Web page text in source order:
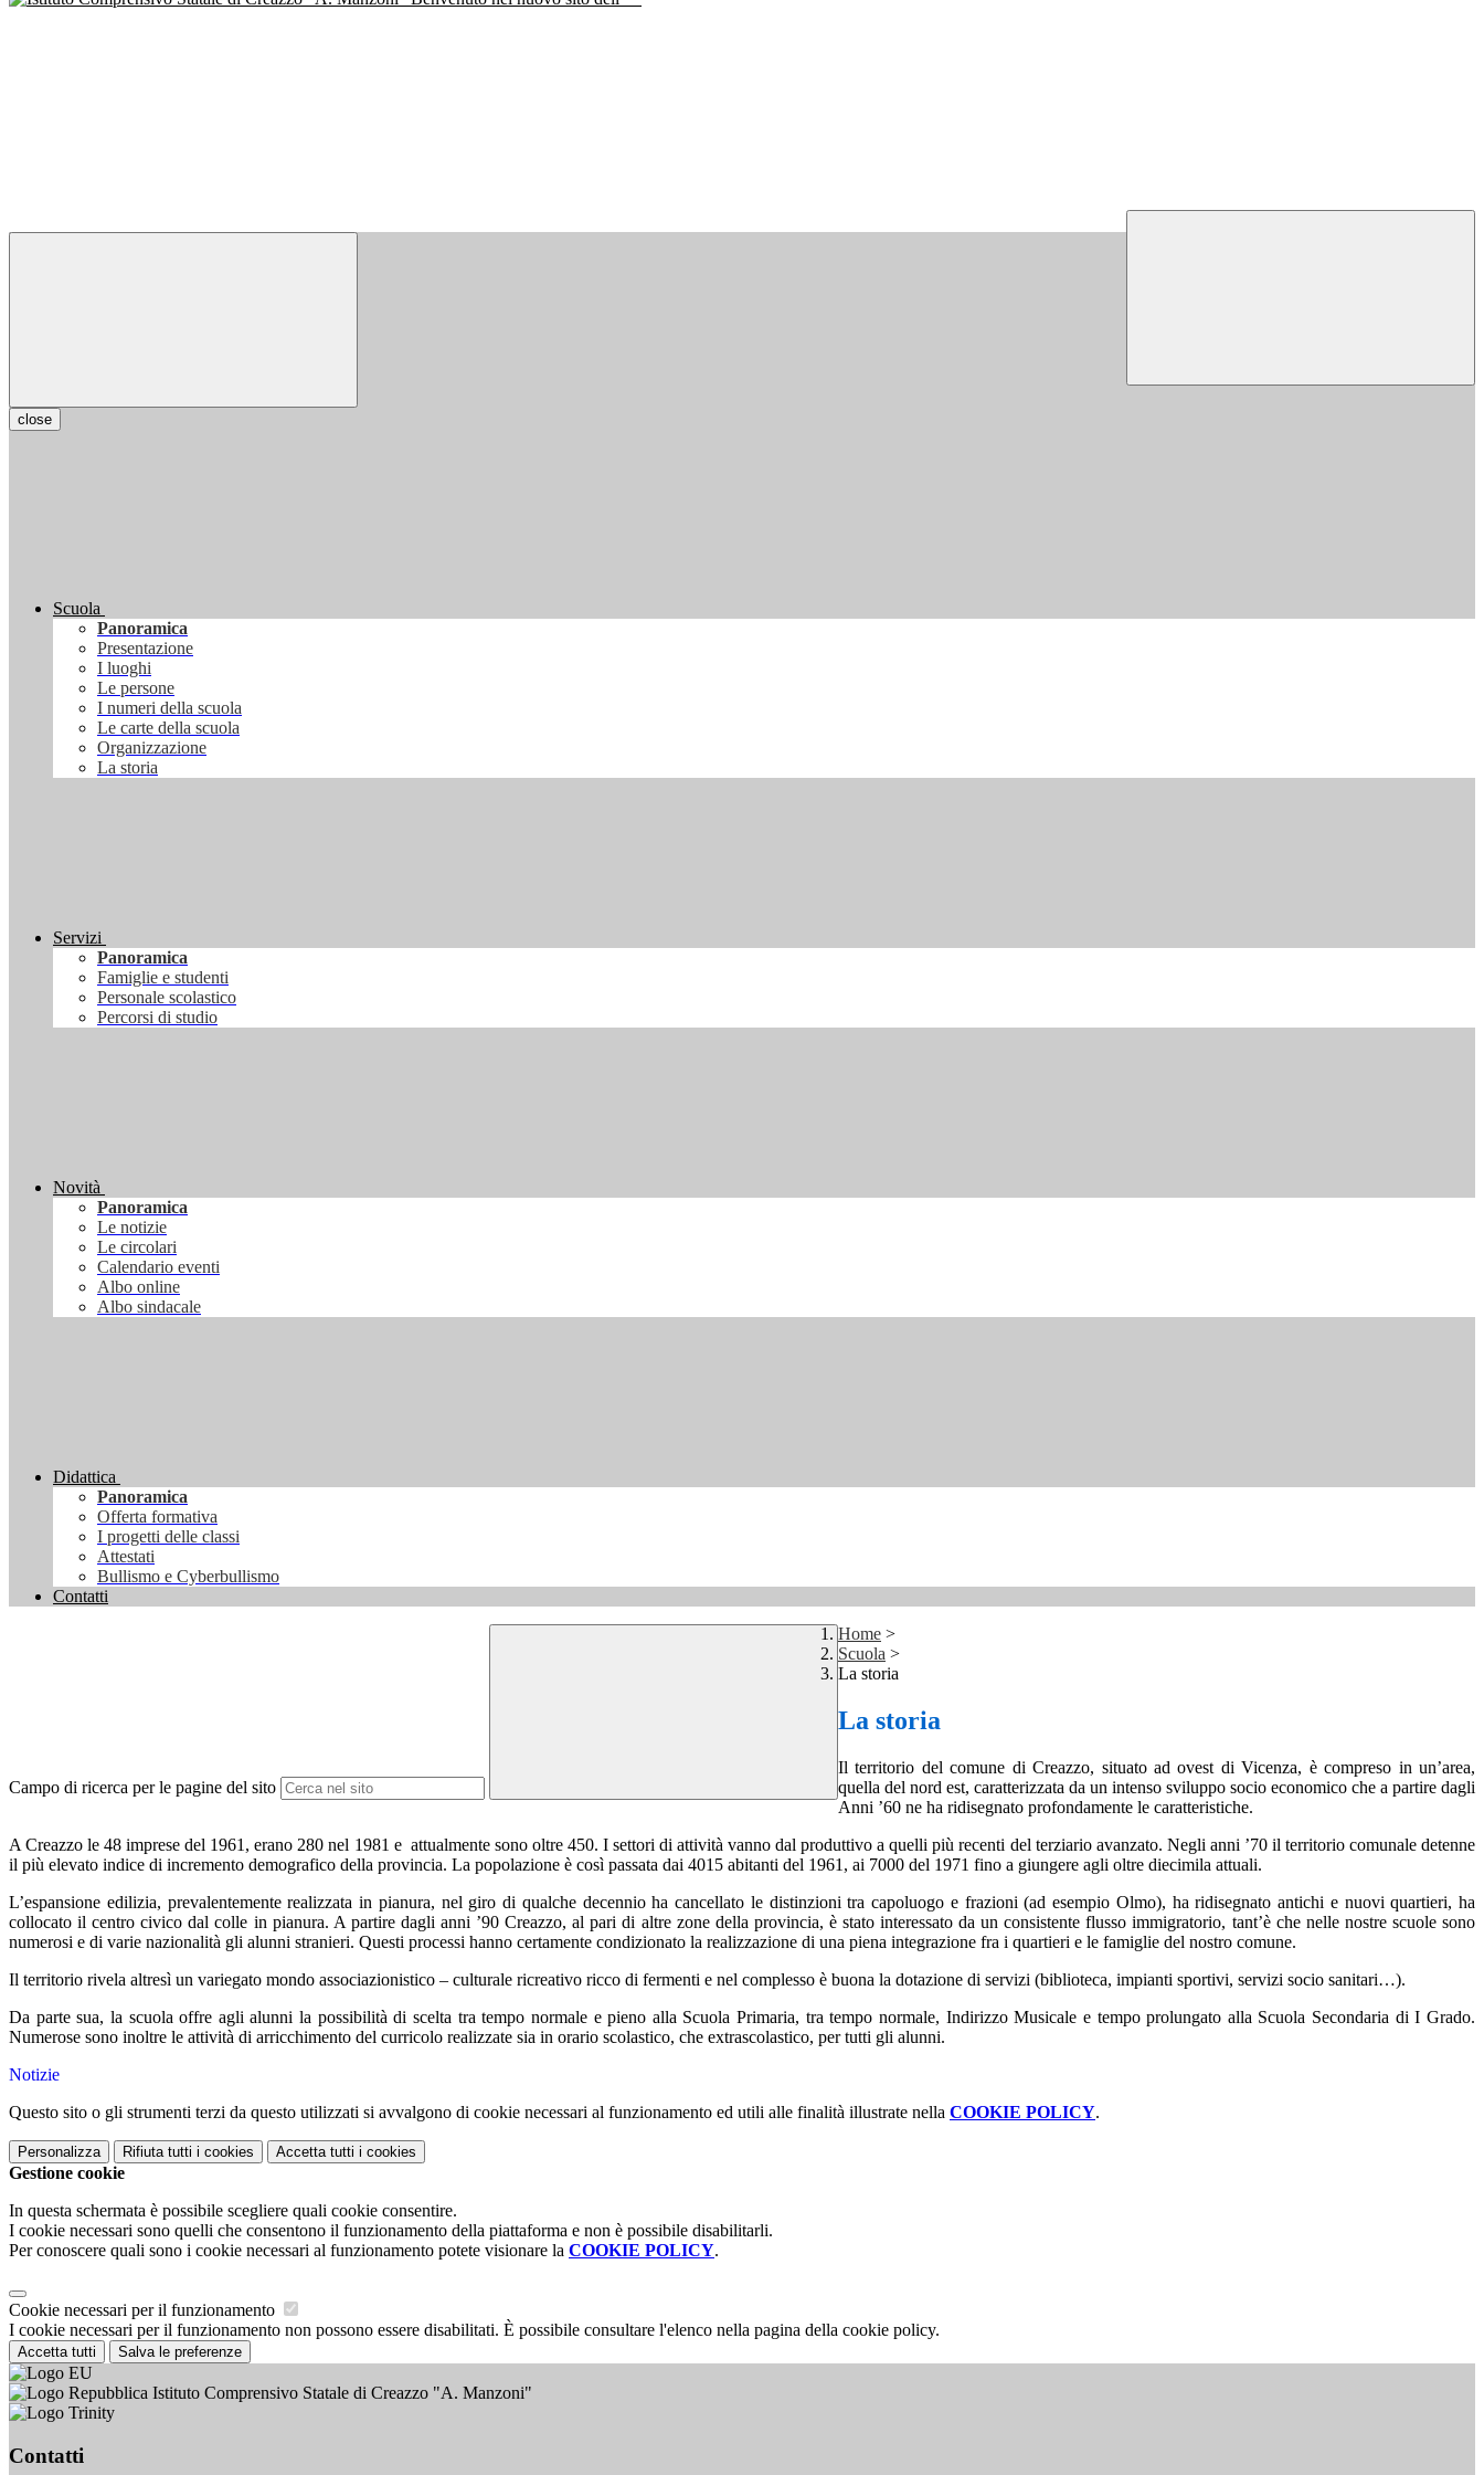
close
Scuola
Panoramica
Presentazione
I luoghi
Le persone
I numeri della scuola
Le carte della scuola
Organizzazione
La storia
Servizi
Panoramica
Famiglie e studenti
Personale scolastico
Percorsi di studio
Novità
Panoramica
Le notizie
Le circolari
Calendario eventi
Albo online
Albo sindacale
Didattica
Panoramica
Offerta formativa
I progetti delle classi
Attestati
Bullismo e Cyberbullismo
Contatti
Campo di ricerca per le pagine del sito
Home >
Scuola >
La storia
La storia
Il territorio del comune di Creazzo, situato ad ovest di Vicenza, è compreso in un’area,
quella del nord est, caratterizzata da un intenso sviluppo socio economico che a partire dagli
Anni ’60 ne ha ridisegnato profondamente le caratteristiche.
A Creazzo le 48 imprese del 1961, erano 280 nel 1981 e attualmente sono oltre 450. I settori di attività vanno dal produttivo a quelli più recenti del terziario avanzato. Negli anni ’70 il territorio comunale detenne
il più elevato indice di incremento demografico della provincia. La popolazione è così passata dai 4015 abitanti del 1961, ai 7000 del 1971 fino a giungere agli oltre diecimila attuali.
L’espansione edilizia, prevalentemente realizzata in pianura, nel giro di qualche decennio ha cancellato le distinzioni tra capoluogo e frazioni (ad esempio Olmo), ha ridisegnato antichi e nuovi quartieri, ha
collocato il centro civico dal colle in pianura. A partire dagli anni ’90 Creazzo, al pari di altre zone della provincia, è stato interessato da un consistente flusso immigratorio, tant’è che nelle nostre scuole sono
numerosi e di varie nazionalità gli alunni stranieri. Questi processi hanno certamente condizionato la realizzazione di una piena integrazione fra i quartieri e le famiglie del nostro comune.
Il territorio rivela altresì un variegato mondo associazionistico – culturale ricreativo ricco di fermenti e nel complesso è buona la dotazione di servizi (biblioteca, impianti sportivi, servizi socio sanitari…).
Da parte sua, la scuola offre agli alunni la possibilità di scelta tra tempo normale e pieno alla Scuola Primaria, tra tempo normale, Indirizzo Musicale e tempo prolungato alla Scuola Secondaria di I Grado.
Numerose sono inoltre le attività di arricchimento del curricolo realizzate sia in orario scolastico, che extrascolastico, per tutti gli alunni.
Notizie
Questo sito o gli strumenti terzi da questo utilizzati si avvalgono di cookie necessari al funzionamento ed utili alle finalità illustrate nella COOKIE POLICY.
Personalizza Rifiuta tutti i cookies Accetta tutti i cookies
Gestione cookie
In questa schermata è possibile scegliere quali cookie consentire.
I cookie necessari sono quelli che consentono il funzionamento della piattaforma e non è possibile disabilitarli.
Per conoscere quali sono i cookie necessari al funzionamento potete visionare la COOKIE POLICY.
Cookie necessari per il funzionamento
I cookie necessari per il funzionamento non possono essere disabilitati. È possibile consultare l'elenco nella pagina della cookie policy.
Accetta tutti Salva le preferenze
Istituto Comprensivo Statale di Creazzo "A. Manzoni"
Contatti